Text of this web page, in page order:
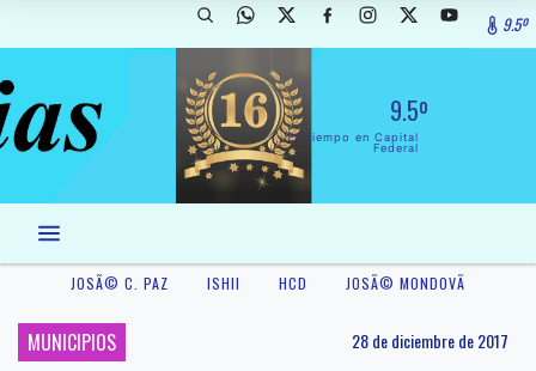
9.5º
9.5º
El Tiempo en Capital
Federal
JOSÃ© C. PAZ ISHII HCD JOSÃ© MONDOVÃ­
MUNICIPIOS 28 de diciembre de 2017